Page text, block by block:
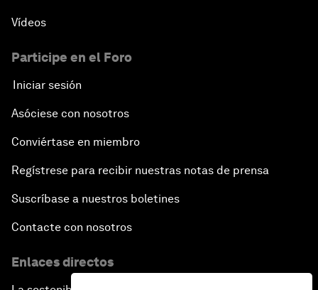
Vídeos
Participe en el Foro
Iniciar sesión
Asóciese con nosotros
Conviértase en miembro
Regístrese para recibir nuestras notas de prensa
Suscríbase a nuestros boletines
Contacte con nosotros
Enlaces directos